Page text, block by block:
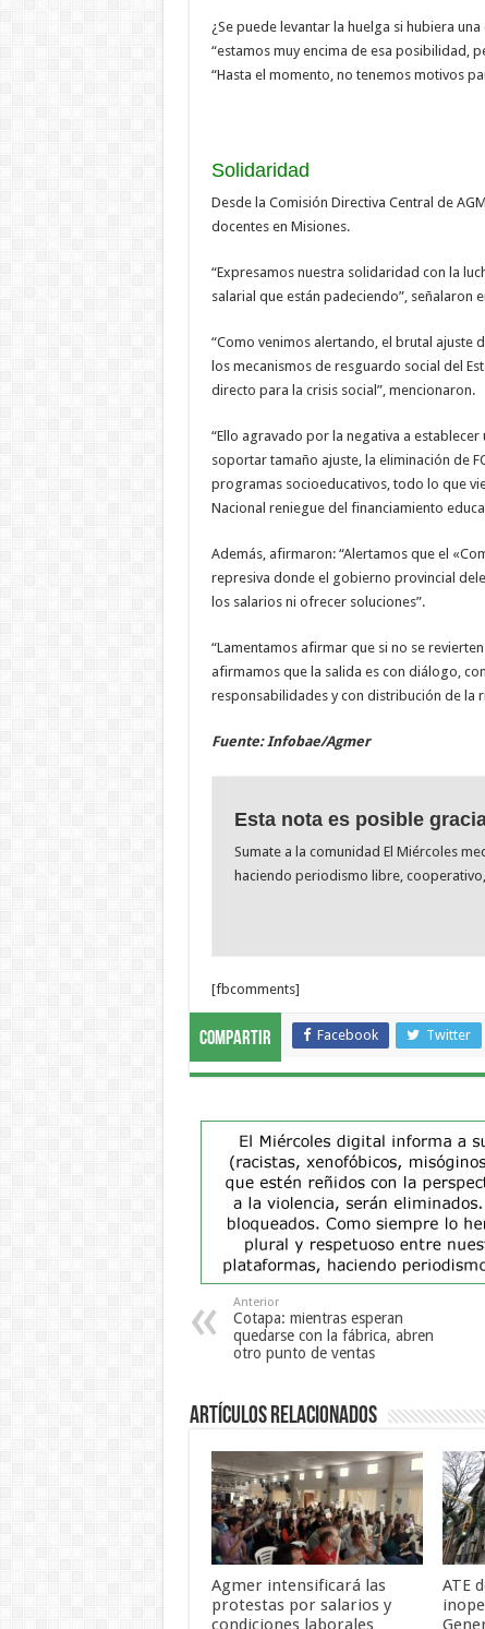
¿Se puede levantar la huelga si hubiera
“estamos muy encima de esa posibilidad,
“Hasta el momento, no tenemos motivos
Solidaridad
Desde la Comisión Directiva Central de
docentes en Misiones.
“Expresamos nuestra solidaridad con la
salarial que están padeciendo”, señalaron
“Como venimos alertando, el brutal ajuste
los mecanismos de resguardo social del
directo para la crisis social”, mencionaron.
“Ello agravado por la negativa a
soportar tamaño ajuste, la eliminación de
programas socioeducativos, todo lo que
Nacional reniegue del financiamiento
Además, afirmaron: “Alertamos que el
represiva donde el gobierno provincial
los salarios ni ofrecer soluciones”.
“Lamentamos afirmar que si no se
afirmamos que la salida es con diálogo,
responsabilidades y con distribución de la
Fuente: Infobae/Agmer
Esta nota es posible
Sumate a la comunidad El Miércoles
haciendo periodismo libre,
[fbcomments]
Compartir Facebook Twitter
Anterior
Cotapa: mientras esperan
quedarse con la fábrica, abren
otro punto de ventas
Artículos Relacionados
Agmer intensificará las
protestas por salarios y
condiciones laborales
ATE